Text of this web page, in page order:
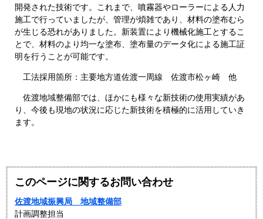
開発された技術です。これまで、噴霧器やローラーによる人力
施工で行っていましたが、管理が煩雑であり、材料の塗布むら
が生じる恐れがありました。新装置により機械化施工とするこ
とで、材料のより均一な塗布、塗布量のデータ化による施工証
明を行うことが可能です。
工法採用箇所：主要地方道佐渡一周線 佐渡市松ヶ崎 他
佐渡地域整備部では、ほかにも様々な新技術の使用実績があ
り、今後も現地の状況に応じた新技術を積極的に活用していき
ます。
このページに関するお問い合わせ
佐渡地域振興局 地域整備部
計画調整担当